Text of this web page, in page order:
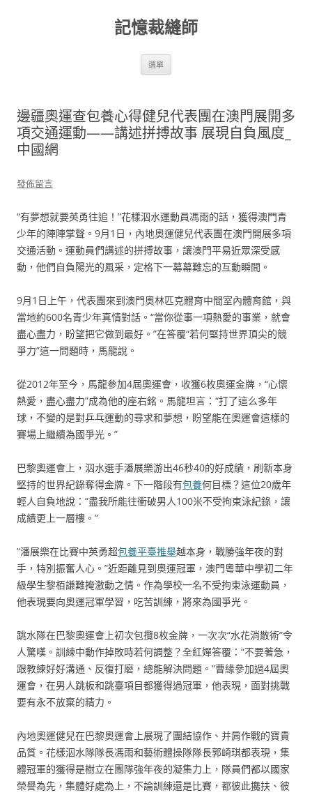
記憶裁縫師
選單
邊疆奧運查包養心得健兒代表團在澳門展開多
項交通運動——講述拼搏故事 展現自負風度_
中國網
發佈留言
“有夢想就要英勇往追！”花樣泅水運動員馮雨的話，獲得澳門青
少年的陣陣掌聲。9月1日，內地奧運健兒代表團在澳門開展多項
交通活動。運動員們講述的拼搏故事，讓澳門平易近眾深受感
動，他們自負陽光的風采，定格下一幕幕難忘的互動瞬間。
9月1日上午，代表團來到澳門奧林匹克體育中間室內體育館，與
當地約600名青少年真情對話。“當你從事一項熱愛的事業，就會
盡心盡力，盼望把它做到最好。”在答覆“若何堅持世界頂尖的競
爭力”這一問題時，馬龍說。
從2012年至今，馬龍參加4屆奧運會，收獲6枚奧運金牌，“心懷
熱愛，盡心盡力”成為他的座右銘。馬龍坦言：“打了這么多年
球，不變的是對乒乓運動的尋求和夢想，盼望能在奧運會這樣的
賽場上繼續為國爭光。”
巴黎奧運會上，泅水選手潘展樂游出46秒40的好成績，刷新本身
堅持的世界紀錄奪得金牌。下一階段有包養何目標？這位20歲年
輕人自負地說：“盡我所能往衝破男人100米不受拘束泳紀錄，讓
成績更上一層樓。”
“潘展樂在比賽中英勇超包養平臺推舉越本身，戰勝強年夜的對
手，特別振奮人心。”近距離見到奧運冠軍，澳門粵華中學初二年
級學生黎栢謙難掩激動之情。作為學校一名不受拘束泳運動員，
他表現要向奧運冠軍學習，吃苦訓練，將來為國爭光。
跳水隊在巴黎奧運會上初次包攬8枚金牌，一次次“水花消散術”令
人驚嘆。訓練中動作掉敗時若何調整？全紅嬋答覆：“不要著急，
跟教練好好溝通、反復打磨，總能解決問題。”曹緣參加過4屆奧
運會，在男人跳板和跳臺項目都獲得過冠軍，他表現，面對挑戰
要有永不放棄的精力。
內地奧運健兒在巴黎奧運會上展現了團結協作、并肩作戰的寶貴
品質。花樣泅水隊隊長馮雨和藝術體操隊隊長郭崎琪都表現，集
體冠軍的獲得是樹立在團隊強年夜的凝集力上，隊員們都以國家
榮譽為先，集體好處為上，不論訓練還是比賽，都彼此攙扶、彼